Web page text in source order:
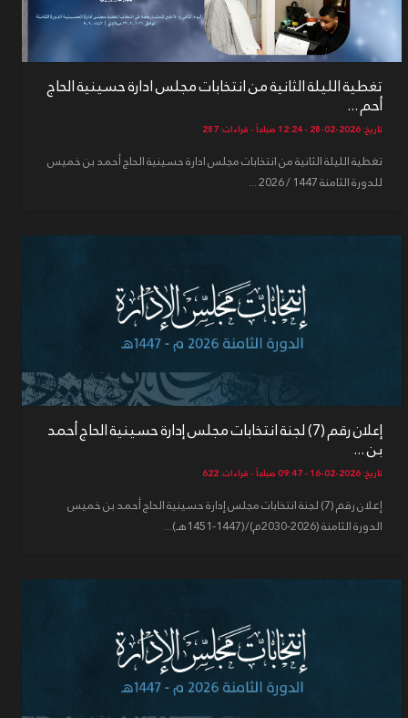
تغطية الليلة الثانية من انتخابات مجلس ادارة حسينية الحاج
أحم ...
تاريخ: 2026-02-28 - 12:24 صباحاً - قراءات: 287
تغطية الليلة الثانية من انتخابات مجلس ادارة حسينية الحاج أحمد بن خميس
للدورة الثامنة 1447 / 2026 ...
إعلان رقم (7) لجنة انتخابات مجلس إدارة حسينية الحاج أحمد
بن ...
تاريخ: 2026-02-16 - 09:47 صباحاً - قراءات: 622
إعلان رقم (7) لجنة انتخابات مجلس إدارة حسينية الحاج أحمد بن خميس
الدورة الثامنة (2026-2030م)/(1447-1451هـ)...